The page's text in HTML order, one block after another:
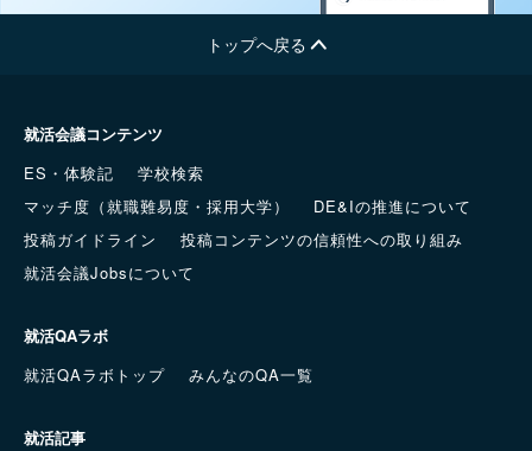
トップへ戻る
就活会議コンテンツ
ES・体験記
学校検索
マッチ度（就職難易度・採用大学）
DE&Iの推進について
投稿ガイドライン
投稿コンテンツの信頼性への取り組み
就活会議Jobsについて
就活QAラボ
就活QAラボトップ
みんなのQA一覧
就活記事